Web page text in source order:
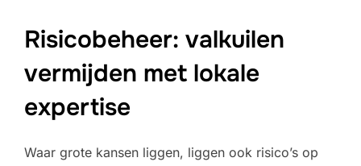
Risicobeheer: valkuilen
vermijden met lokale
expertise
Waar grote kansen liggen, liggen ook risico’s op